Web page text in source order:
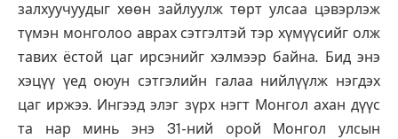
залхуучуудыг хөөн зайлуулж төрт улсаа цэвэрлэж
түмэн монголоо аврах сэтгэлтэй тэр хүмүүсийг олж
тавих ёстой цаг ирсэнийг хэлмээр байна. Бид энэ
хэцүү үед оюун сэтгэлийн галаа нийлүүлж нэгдэх
цаг иржээ. Ингээд элэг зүрх нэгт Монгол ахан дүүс
та нар минь энэ 31-ний орой Монгол улсын